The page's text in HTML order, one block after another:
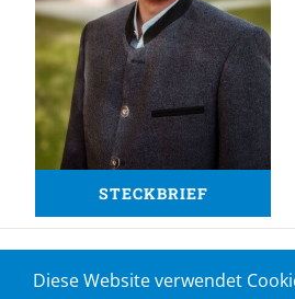
STECKBRIEF
©wittmann.media 2019|
Diese Website verwendet